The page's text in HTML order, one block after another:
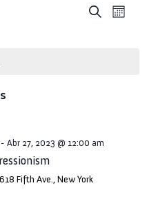
Búsqueda
BuscarMes
- Abr 27, 2023 @ 12:00 am
618 Fifth Ave., New York